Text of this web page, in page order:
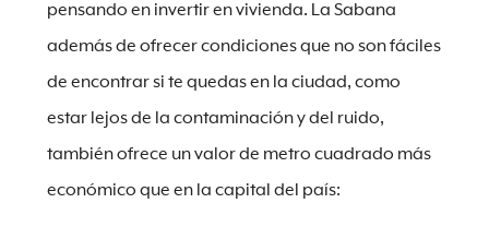
pensando en invertir en vivienda. La Sabana
además de ofrecer condiciones que no son fáciles
de encontrar si te quedas en la ciudad, como
estar lejos de la contaminación y del ruido,
también ofrece un valor de metro cuadrado más
económico que en la capital del país: